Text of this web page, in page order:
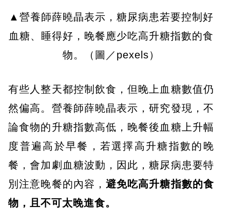
▲營養師薛曉晶表示，糖尿病患若要控制好
血糖、睡得好，晚餐應少吃高升糖指數的食
物。（圖／pexels）
有些人整天都控制飲食，但晚上血糖數值仍
然偏高。營養師薛曉晶表示，研究發現，不
論食物的升糖指數高低，晚餐後血糖上升幅
度普遍高於早餐，若選擇高升糖指數的晚
餐，會加劇血糖波動，因此，糖尿病患要特
別注意晚餐的內容， 避免吃高升糖指數的食
物，且不可太晚進食。